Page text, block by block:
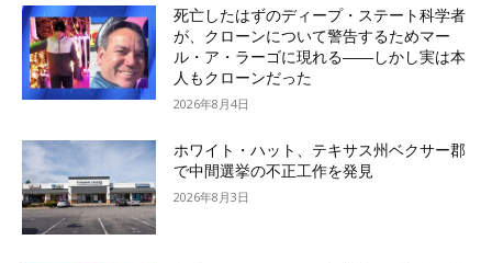
死亡したはずのディープ・ステート科学者
が、クローンについて警告するためマー
ル・ア・ラーゴに現れる――しかし実は本
人もクローンだった
2026年8月4日
ホワイト・ハット、テキサス州ベクサー郡
で中間選挙の不正工作を発見
2026年8月3日